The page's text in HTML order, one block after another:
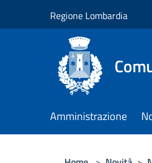
Regione Lombardia
Amministrazione